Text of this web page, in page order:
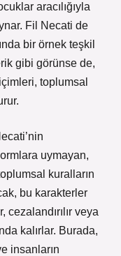
aracılığıyla
Fil Necati de
bir örnek teşkil
gibi görünse de,
toplumsal
uymayan,
kuralların
bu karakterler
cezalandırılır veya
kalırlar. Burada,
insanların